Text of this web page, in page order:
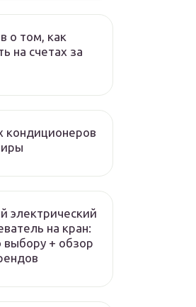
о том, как
на счетах за
кондиционеров
электрический
на кран:
выбору + обзор